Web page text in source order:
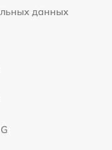
данных